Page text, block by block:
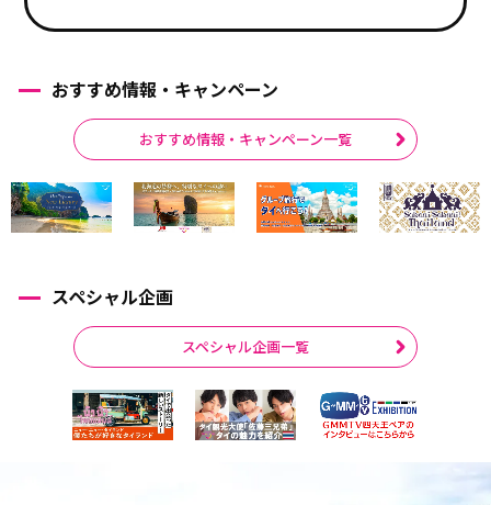
おすすめ情報・キャンペーン
おすすめ情報・キャンペーン一覧
スペシャル企画
スペシャル企画一覧